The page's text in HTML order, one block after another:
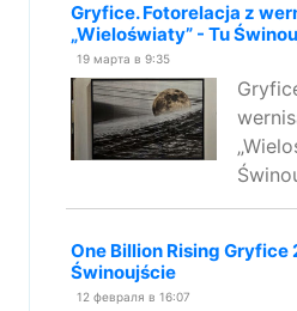
Gryfice. Fotorelacja z
„Wieloświaty” - Tu
19 марта в 9:35
One Billion Rising Gryfice
Świnoujście
12 февраля в 16:07